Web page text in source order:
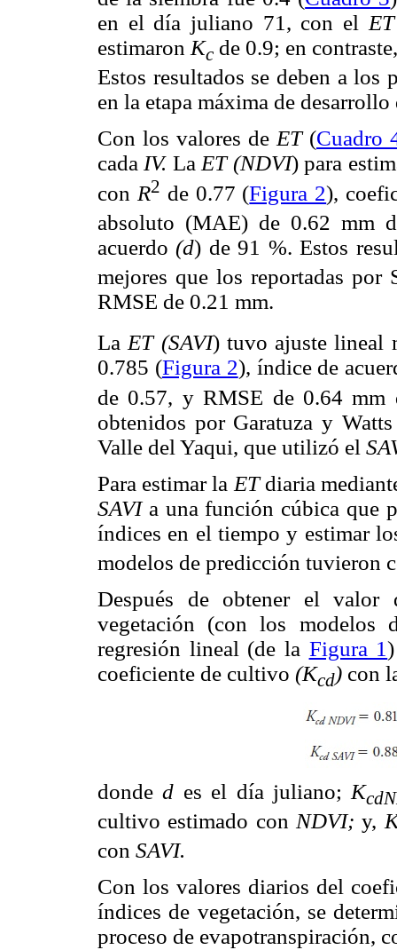
en el día juliano 71, con el ET
estimaron Kc de 0.9; en
Estos resultados se deben a los
en la etapa máxima de
Con los valores deET(Cuadro
cadaIV. LaET (NDVI) para
con R2 de 0.77 (Figura 2),
absoluto (MAE) de 0.62 mm d
acuerdo(d) de 91 %. Estos
mejores que los reportadas
RMSE de 0.21 mm.
LaET (SAVI) tuvo ajuste lineal
0.785 (Figura 2), índice de
de 0.57, y RMSE de 0.64 mm
obtenidos por Garatuza y
Valle del Yaqui, que utilizó el
Para estimar la ETdiaria
SAVIa una función cúbica que
índices en el tiempo y estimar
modelos de predicción tuvieron
Después de obtener el
vegetación (con los
regresión lineal (de la Figura 1
coeficiente de cultivo (Kcd) con
donded es el día juliano; Kcd
cultivo estimado con NDVI; y,
con SAVI.
Con los valores diarios del
índices de vegetación, se
proceso de evapotranspiración,